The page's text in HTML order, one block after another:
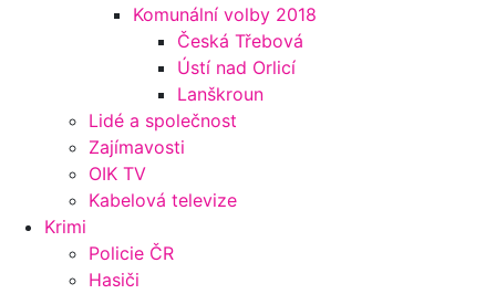
Komunální volby 2018
Česká Třebová
Ústí nad Orlicí
Lanškroun
Lidé a společnost
Zajímavosti
OIK TV
Kabelová televize
Krimi
Policie ČR
Hasiči